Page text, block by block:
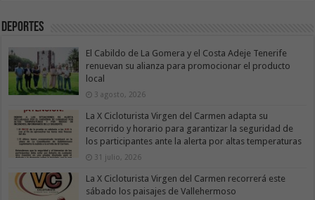
Deportes
El Cabildo de La Gomera y el Costa Adeje Tenerife
renuevan su alianza para promocionar el producto
local
3 agosto, 2026
La X Cicloturista Virgen del Carmen adapta su
recorrido y horario para garantizar la seguridad de
los participantes ante la alerta por altas temperaturas
31 julio, 2026
La X Cicloturista Virgen del Carmen recorrerá este
sábado los paisajes de Vallehermoso